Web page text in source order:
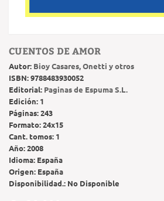
CUENTOS DE AMOR
Autor: Bioy Casares, Onetti y otros
ISBN:9788483930052
Editorial: Paginas de Espuma S.L.
Edición: 1
Páginas:243
Formato:24x15
Cant. tomos: 1
Año:2008
Idioma: España
Origen: España
Disponibilidad.: No Disponible